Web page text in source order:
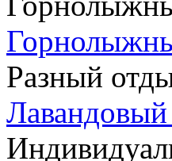
Разный